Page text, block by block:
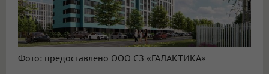
Фото: предоставлено ООО СЗ «ГАЛАКТИКА»